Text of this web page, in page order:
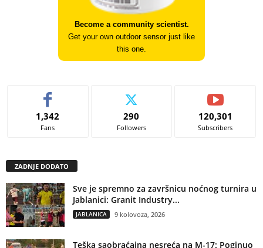
Become a community scientist.
Get your own outdoor sensor just like
this one.
1,342
Fans
290
Followers
120,301
Subscribers
ZADNJE DODATO
Sve je spremno za završnicu noćnog turnira u
Jablanici: Granit Industry...
JABLANICA 9 kolovoza, 2026
Teška saobraćajna nesreća na M-17: Poginuo